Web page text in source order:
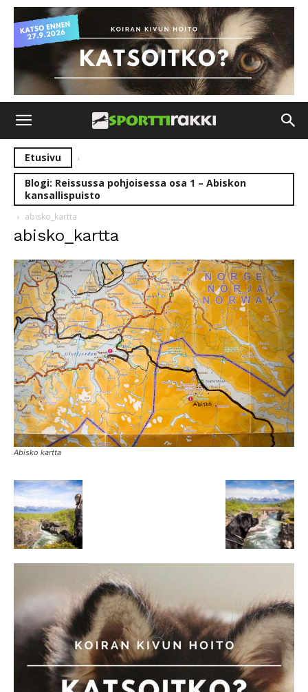
Etusivu
Blogi: Reissussa pohjoisessa osa 1 – Abiskon
kansallispuisto
abisko_kartta
abisko_kartta
Abisko kartta